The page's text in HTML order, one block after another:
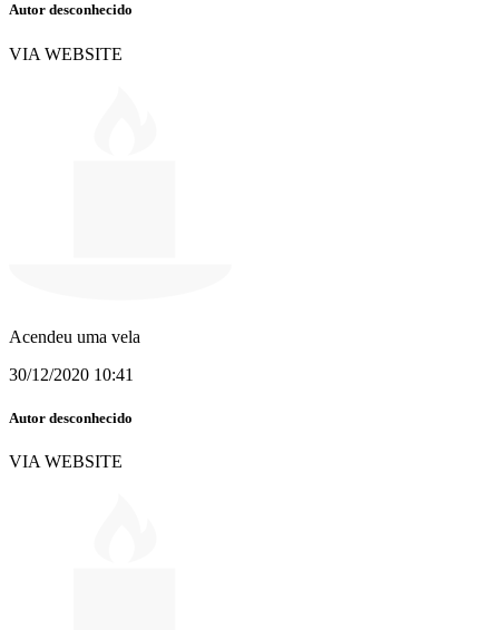
Autor desconhecido
VIA WEBSITE
Acendeu uma vela
30/12/2020 10:41
Autor desconhecido
VIA WEBSITE